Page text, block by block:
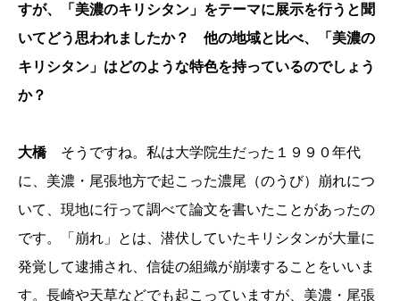
すが、「美濃のキリシタン」をテーマに展示を行うと聞
いてどう思われましたか？ 他の地域と比べ、「美濃の
キリシタン」はどのような特色を持っているのでしょう
か？
大橋そうですね。私は大学院生だった１９９０年代
に、美濃・尾張地方で起こった濃尾（のうび）崩れにつ
いて、現地に行って調べて論文を書いたことがあったの
です。「崩れ」とは、潜伏していたキリシタンが大量に
発覚して逮捕され、信徒の組織が崩壊することをいいま
す。長崎や天草などでも起こっていますが、美濃・尾張